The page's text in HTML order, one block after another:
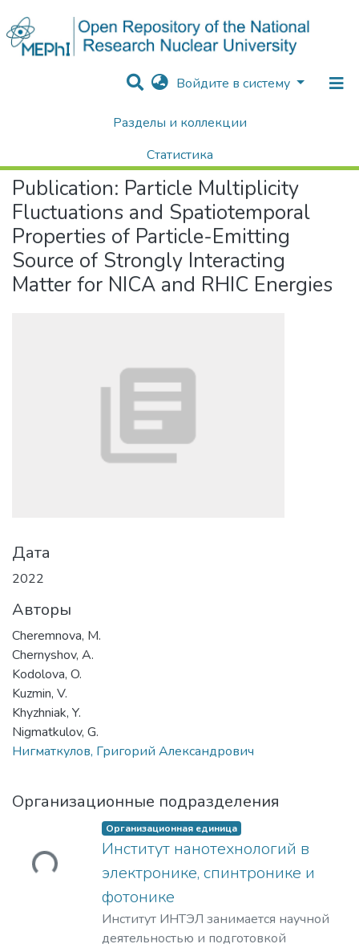
Войдите в систему
Разделы и коллекции
Статистика
Поиск
Научные публикации / Препринты
Publication: Particle Multiplicity
Fluctuations and Spatiotemporal
Properties of Particle-Emitting
Source of Strongly Interacting
Matter for NICA and RHIC Energies
Дата
2022
Авторы
Cheremnova, M.
Chernyshov, A.
Kodolova, O.
Kuzmin, V.
Khyzhniak, Y.
Nigmatkulov, G.
Нигматкулов, Григорий Александрович
Организационные подразделения
Организационная единица
Институт нанотехнологий в
электронике, спинтронике и
фотонике
Институт ИНТЭЛ занимается научной
деятельностью и подготовкой